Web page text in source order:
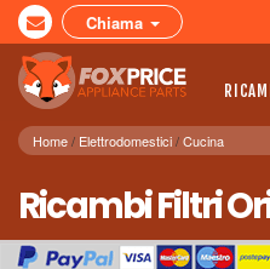
Chiama
Home Elettrodomestici Cucina
Ricambi Filtri